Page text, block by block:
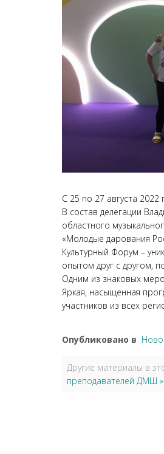
С 25 по 27 августа
В состав делегации
областного
«Молодые дарования
Культурный Форум –
опытом друг с другом,
Одним из знаковых
Яркая, насыщенная
участников из всех
Опубликовано в
Другие материалы в
преподавателей ДМШ »